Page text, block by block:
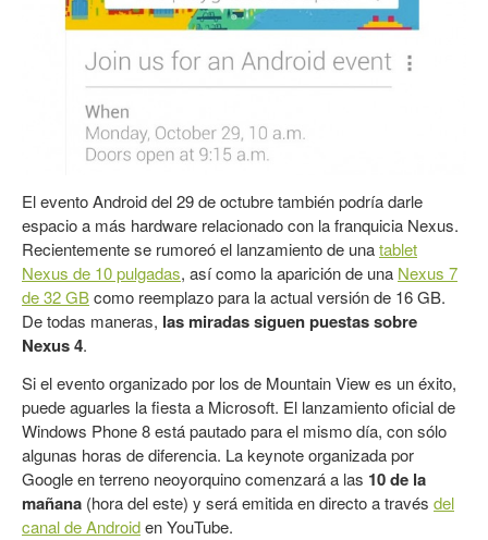
El evento Android del 29 de octubre también podría darle
espacio a más hardware relacionado con la franquicia Nexus.
Recientemente se rumoreó el lanzamiento de unatablet
Nexus de 10 pulgadas, así como la aparición de una Nexus 7
de 32 GBcomo reemplazo para la actual versión de 16 GB.
De todas maneras, las miradas siguen puestas sobre
Nexus 4.
Si el evento organizado por los de Mountain View es un éxito,
puede aguarles la fiesta a Microsoft. El lanzamiento oficial de
Windows Phone 8 está pautado para el mismo día, con sólo
algunas horas de diferencia. La keynote organizada por
Google en terreno neoyorquino comenzará a las 10 de la
mañana (hora del este) y será emitida en directo a través del
canal de Androiden YouTube.